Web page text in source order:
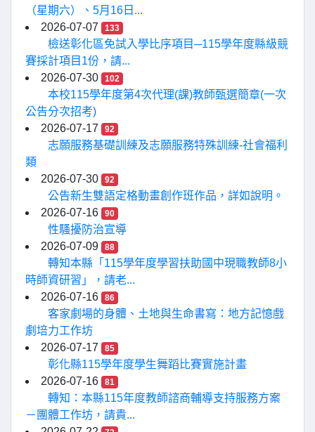
（星期六）、5月16日...
2026-07-07
133
檢送彰化區免試入學比序項目─115學年度縣級競
賽採計項目1份，請...
2026-07-30
102
本校115學年度第4次代理(課)教師甄選簡章(一次
公告分次招考)
2026-07-17
92
志願服務基礎訓練及志願服務特殊訓練-社會福利
類
2026-07-30
92
公告新生雙語定格動畫創作班作品，詳如說明。
2026-07-16
90
性騷擾防治宣導
2026-07-09
88
轉知本縣「115學年度學習扶助國中現職教師8小
時師資研習」，請老...
2026-07-16
86
客家劇場的身體、土地與生命書寫：地方記憶戲
劇培力工作坊
2026-07-17
85
彰化縣115學年度學生舞蹈比賽實施計畫
2026-07-16
81
轉知：本縣115年度教師諮商輔導支持服務方案
－團體工作坊，請貴...